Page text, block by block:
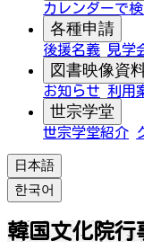
カレンダーで
各種申請
後援名義 見学
図書映像資
お知らせ 利用
世宗学堂
世宗学堂紹介
日本語
한국어
韓国文化院行